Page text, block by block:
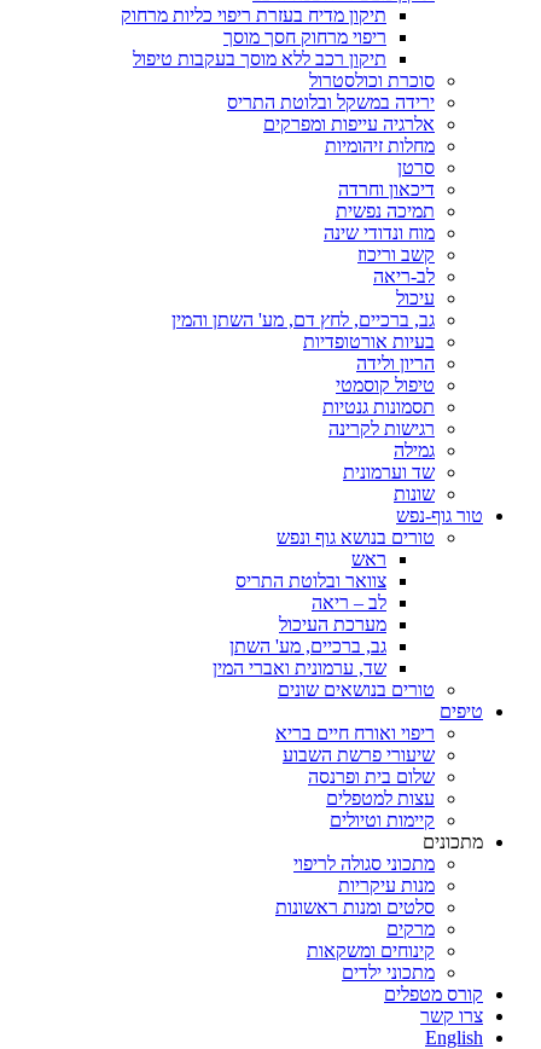
תיקון מדיח בעזרת ריפוי כליות מרחוק
ריפוי מרחוק חסך מוסך
תיקון רכב ללא מוסך בעקבות טיפול
סוכרת וכולסטרול
ירידה במשקל ובלוטת התריס
אלרגיה עייפות ומפרקים
מחלות זיהומיות
סרטן
דיכאון וחרדה
תמיכה נפשית
מוח ונדודי שינה
קשב וריכוז
לב-ריאה
עיכול
גב, ברכיים, לחץ דם, מע' השתן והמין
בעיות אורטופדיות
הריון ולידה
טיפול קוסמטי
תסמונות גנטיות
רגישות לקרינה
גמילה
שד וערמונית
שונות
טור גוף-נפש
טורים בנושא גוף ונפש
ראש
צוואר ובלוטת התריס
לב – ריאה
מערכת העיכול
גב, ברכיים, מע' השתן
שד, ערמונית ואברי המין
טורים בנושאים שונים
טיפים
ריפוי ואורח חיים בריא
שיעורי פרשת השבוע
שלום בית ופרנסה
עצות למטפלים
קיימות וטיולים
מתכונים
מתכוני סגולה לריפוי
מנות עיקריות
סלטים ומנות ראשונות
מרקים
קינוחים ומשקאות
מתכוני ילדים
קורס מטפלים
צרו קשר
English